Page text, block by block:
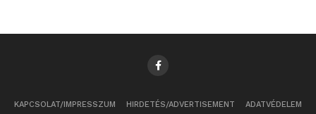
KAPCSOLAT/IMPRESSZUM HIRDETÉS/ADVERTISEMENT ADATVÉDELEM